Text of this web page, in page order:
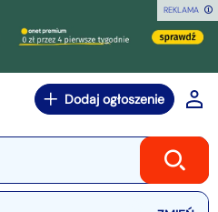
REKLAMA
Dodaj ogłoszenie